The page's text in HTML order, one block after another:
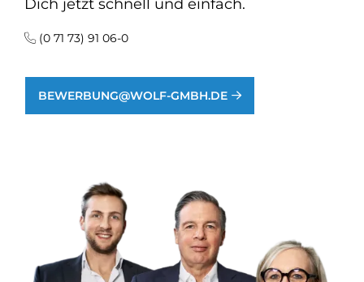
Dich jetzt schnell und einfach.
(0 71 73) 91 06-0
BEWERBUNG@WOLF-GMBH.DE